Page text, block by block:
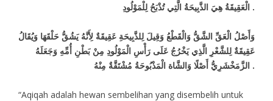
الْعَقِيقَةُ هِيَ الذَّبِيحَةُ الَّتِي تُذْبَحُ لِلْمَوْلُودِ .
وَأَصْلُ الْعَقِّ الشَّقُّ وَالْقَطْعُ وَقِيلَ لِلذَّبِيحَةِ عَقِيقَةٌ لِأَنَّهُ يَشُقُّ حَلْقَهَا وَيُقَالُ
عَقِيقَةٌ لِلشَّعْرِ الَّذِي يَخْرُجُ عَلَى رَأْسِ الْمَوْلُودِ مِنْ بَطْنِ أُمِّهِ وَجَعَلَهُ
الزَّمَخْشَرِيُّ أَصْلًا وَالشَّاة الْمَذْبُوحَةُ مُشْتَقَّةٌ مِنْهُ .
“Aqiqah adalah hewan sembelihan yang disembelih untuk